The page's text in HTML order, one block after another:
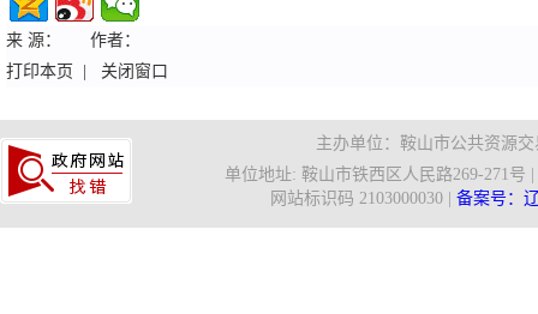
来 源：
作者：
打印本页
关闭窗口
主办单位：鞍山市公共资源
单位地址: 鞍山市铁西区人民路269-271号 |
网站标识码 2103000030 | 备案号：